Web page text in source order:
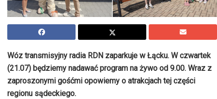
Wóz transmisyjny radia RDN zaparkuje w Łącku. W czwartek
(21.07) będziemy nadawać program na żywo od 9.00. Wraz z
zaproszonymi gośćmi opowiemy o atrakcjach tej części
regionu sądeckiego.